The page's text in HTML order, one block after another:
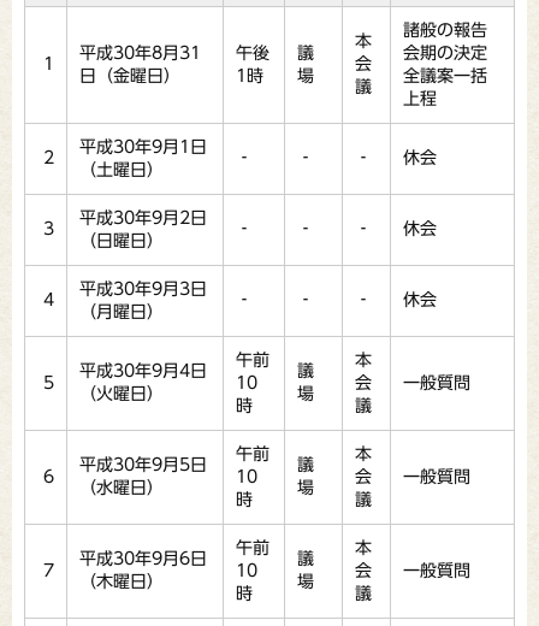
1
平成30年8月31
日（金曜日）
午後
1時
議
場
本
会
議
諸般の報告
会期の決定
全議案一括
上程
2
平成30年9月1日
（土曜日）
‐ ‐ ‐ 休会
3
平成30年9月2日
（日曜日）
‐ ‐ ‐ 休会
4
平成30年9月3日
（月曜日）
‐ ‐ ‐ 休会
5
平成30年9月4日
（火曜日）
午前
10
時
議
場
本
会
議
一般質問
6
平成30年9月5日
（水曜日）
午前
10
時
議
場
本
会
議
一般質問
7
平成30年9月6日
（木曜日）
午前
10
時
議
場
本
会
議
一般質問